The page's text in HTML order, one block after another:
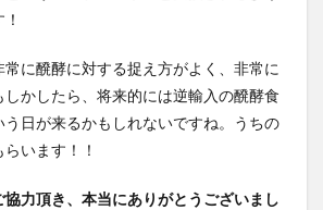
に醗酵に対する捉え方がよく、非常に
かしたら、将来的には逆輸入の醗酵食
日が来るかもしれないですね。うちの
います！！
力頂き、本当にありがとうございまし